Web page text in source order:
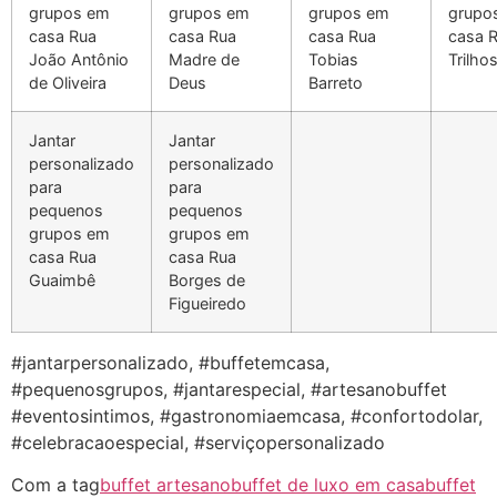
grupos em
casa Rua
João Antônio
de Oliveira
grupos em
casa Rua
Madre de
Deus
grupos em
casa Rua
Tobias
Barreto
casa
Trilhos
Jantar
personalizado
para
pequenos
grupos em
casa Rua
Guaimbê
Jantar
personalizado
para
pequenos
grupos em
casa Rua
Borges de
Figueiredo
#jantarpersonalizado, #buffetemcasa,
#pequenosgrupos, #jantarespecial, #artesanobuffet
#eventosintimos, #gastronomiaemcasa, #confortodolar,
#celebracaoespecial, #serviçopersonalizado
Com a tagbuffet artesanobuffet de luxo em casabuffet